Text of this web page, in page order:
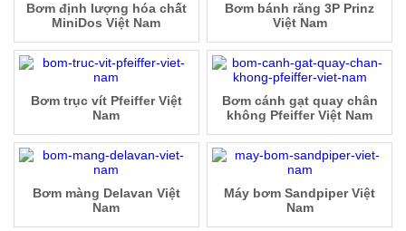
Bơm bánh răng 3P Prinz
Việt Nam
Bơm định lượng hóa chất
MiniDos Việt Nam
Bơm cánh gạt quay chân
không Pfeiffer Việt Nam
Bơm trục vít Pfeiffer Việt
Nam
Máy bơm Sandpiper Việt
Nam
Bơm màng Delavan Việt
Nam